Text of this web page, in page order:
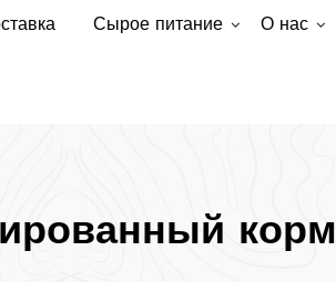
Сырое питание О нас
корм